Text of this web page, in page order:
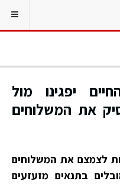
יפגינו מול
את המשלוחים
לצמצם את המשלוחים
בתנאים מזעזעים